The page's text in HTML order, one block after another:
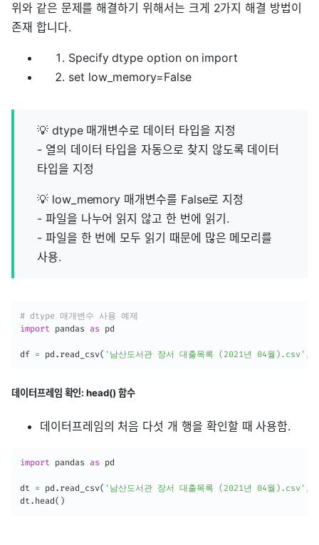
위와 같은 문제를 해결하기 위해서는 크게 2가지 해결 방법이
존재 합니다.
Specify dtype option on import
set low_memory=False
💡 dtype 매개변수로 데이터 타입을 지정
- 열의 데이터 타입을 자동으로 찾지 않도록 데이터
타입을 지정
💡 low_memory 매개변수를 False로 지정
- 파일을 나누어 읽지 않고 한 번에 읽기.
- 파일을 한 번에 모두 읽기 때문에 많은 메모리를
사용.
# dtype 매개변수 사용 예제
import pandas as pd
df = pd . read_csv( '남산도서관 장서 대출목록 (2021년 04월).csv' ,
데이터프레임 확인: head() 함수
데이터프레임의 처음 다섯 개 행을 확인할 때 사용함.
import pandas as pd
dt = pd . read_csv( '남산도서관 장서 대출목록 (2021년 04월).csv' ,
dt . head( )